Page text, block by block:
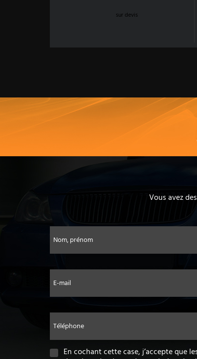
sur devis
Vous avez
Nom, prénom
E-mail
Téléphone
En cochant cette case, j’accepte que